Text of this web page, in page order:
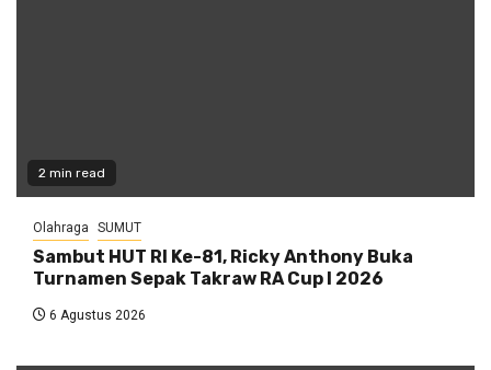
2 min read
Olahraga SUMUT
Sambut HUT RI Ke-81, Ricky Anthony Buka
Turnamen Sepak Takraw RA Cup I 2026
6 Agustus 2026